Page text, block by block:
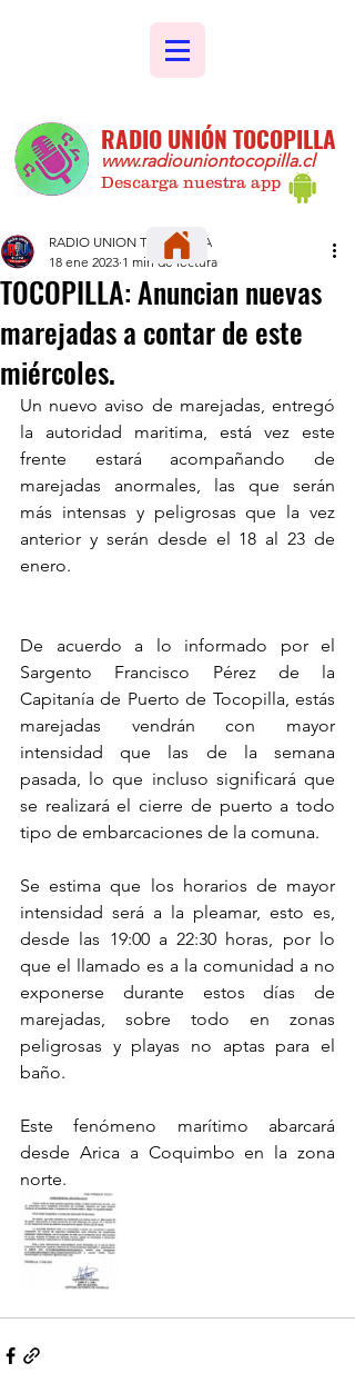
RADIO UNIÓN TOCOPILLA
www.radiouniontocopilla.cl
Descarga nuestra app
TOCOPILLA: Anuncian nuevas
marejadas a contar de este
miércoles.
RADIO UNION TOCOPILLA
18 ene 2023 1 min de lectura
Un nuevo aviso de marejadas, entregó
la autoridad maritima, está vez este
frente estará acompañando de
marejadas anormales, las que serán
más intensas y peligrosas que la vez
anterior y serán desde el 18 al 23 de
enero.
De acuerdo a lo informado por el
Sargento Francisco Pérez de la
Capitanía de Puerto de Tocopilla, estás
marejadas vendrán con mayor
intensidad que las de la semana
pasada, lo que incluso significará que
se realizará el cierre de puerto a todo
tipo de embarcaciones de la comuna.
Se estima que los horarios de mayor
intensidad será a la pleamar, esto es,
desde las 19:00 a 22:30 horas, por lo
que el llamado es a la comunidad a no
exponerse durante estos días de
marejadas, sobre todo en zonas
peligrosas y playas no aptas para el
baño.
Este fenómeno marítimo abarcará
desde Arica a Coquimbo en la zona
norte.